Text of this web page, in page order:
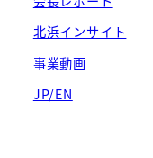
北浜インサイト
事業動画
JP/EN